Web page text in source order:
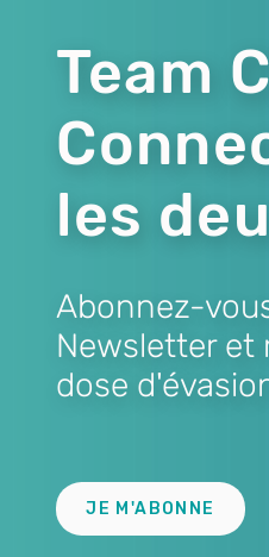
Team
les
Abonnez-
Newsletter et
dose
JE M'ABONNE